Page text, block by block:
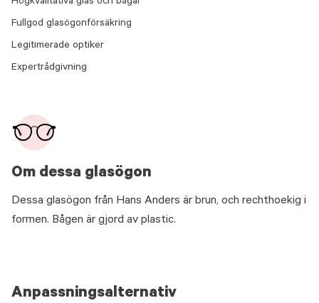
Om dessa glasögon
Dessa glasögon från Hans Anders är brun, och rechthoekig i
formen. Bågen är gjord av plastic.
Fullgod glasögonförsäkring
Legitimerade optiker
Expertrådgivning
Anpassningsalternativ